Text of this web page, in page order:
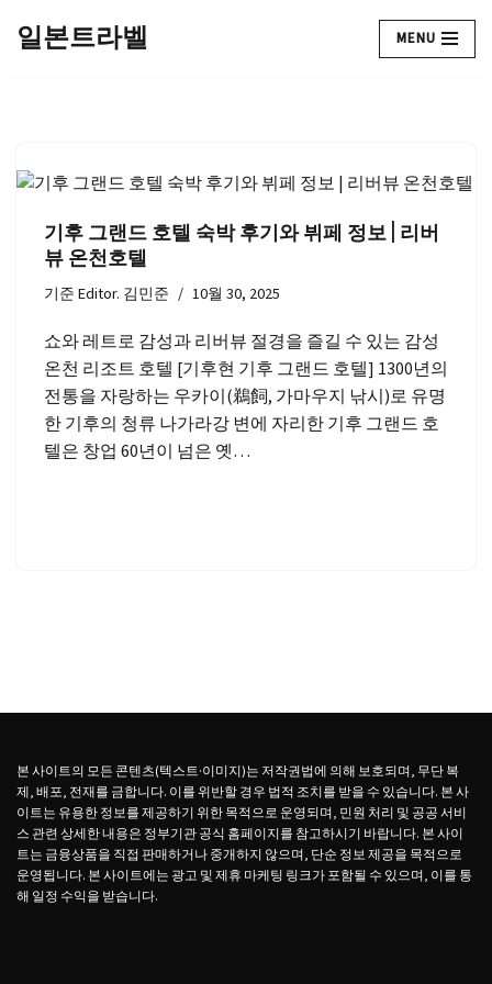
건
일본트라벨 MENU
기후 그랜드 호텔 숙박 후기와 뷔페 정보 | 리버
뷰 온천호텔
기준Editor. 김민준 10월 30, 2025
쇼와 레트로 감성과 리버뷰 절경을 즐길 수 있는 감성
온천 리조트 호텔 [기후현 기후 그랜드 호텔] 1300년의
전통을 자랑하는 우카이(鵜飼, 가마우지 낚시)로 유명
한 기후의 청류 나가라강 변에 자리한 기후 그랜드 호
텔은 창업 60년이 넘은 옛…
본 사이트의 모든 콘텐츠(텍스트·이미지)는 저작권법에 의해 보호되며, 무단 복
제, 배포, 전재를 금합니다. 이를 위반할 경우 법적 조치를 받을 수 있습니다. 본 사
이트는 유용한 정보를 제공하기 위한 목적으로 운영되며, 민원 처리 및 공공 서비
스 관련 상세한 내용은 정부기관 공식 홈페이지를 참고하시기 바랍니다. 본 사이
트는 금융상품을 직접 판매하거나 중개하지 않으며, 단순 정보 제공을 목적으로
운영됩니다. 본 사이트에는 광고 및 제휴 마케팅 링크가 포함될 수 있으며, 이를 통
해 일정 수익을 받습니다.